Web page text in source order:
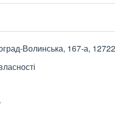
Волинська, 167-а, 12722